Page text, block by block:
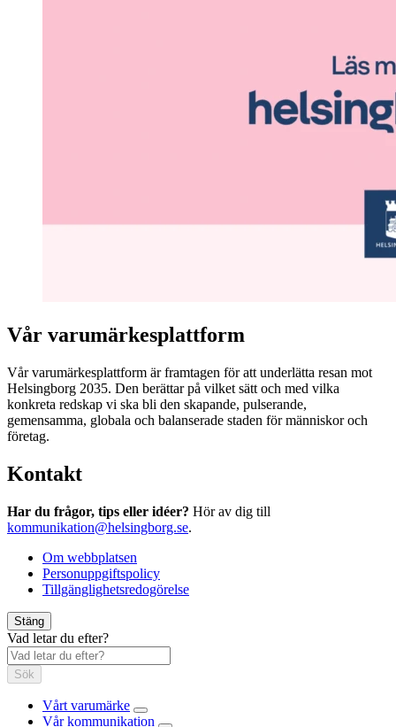
Vår varumärkesplattform
Vår varumärkesplattform är framtagen för att underlätta resan mot
Helsingborg 2035. Den berättar på vilket sätt och med vilka
konkreta redskap vi ska bli den skapande, pulserande,
gemensamma, globala och balanserade staden för människor och
företag.
Kontakt
Har du frågor, tips eller idéer? Hör av dig till
kommunikation@helsingborg.se.
Om webbplatsen
Personuppgiftspolicy
Tillgänglighetsredogörelse
Stäng
Vad letar du efter?
Sök
Vårt varumärke
Vår kommunikation